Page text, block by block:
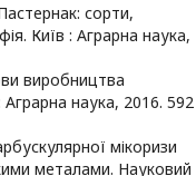
сорти,
Київ : Аграрна наука,
виробництва
Аграрна наука, 2016. 592
мікоризи
металами. Науковий